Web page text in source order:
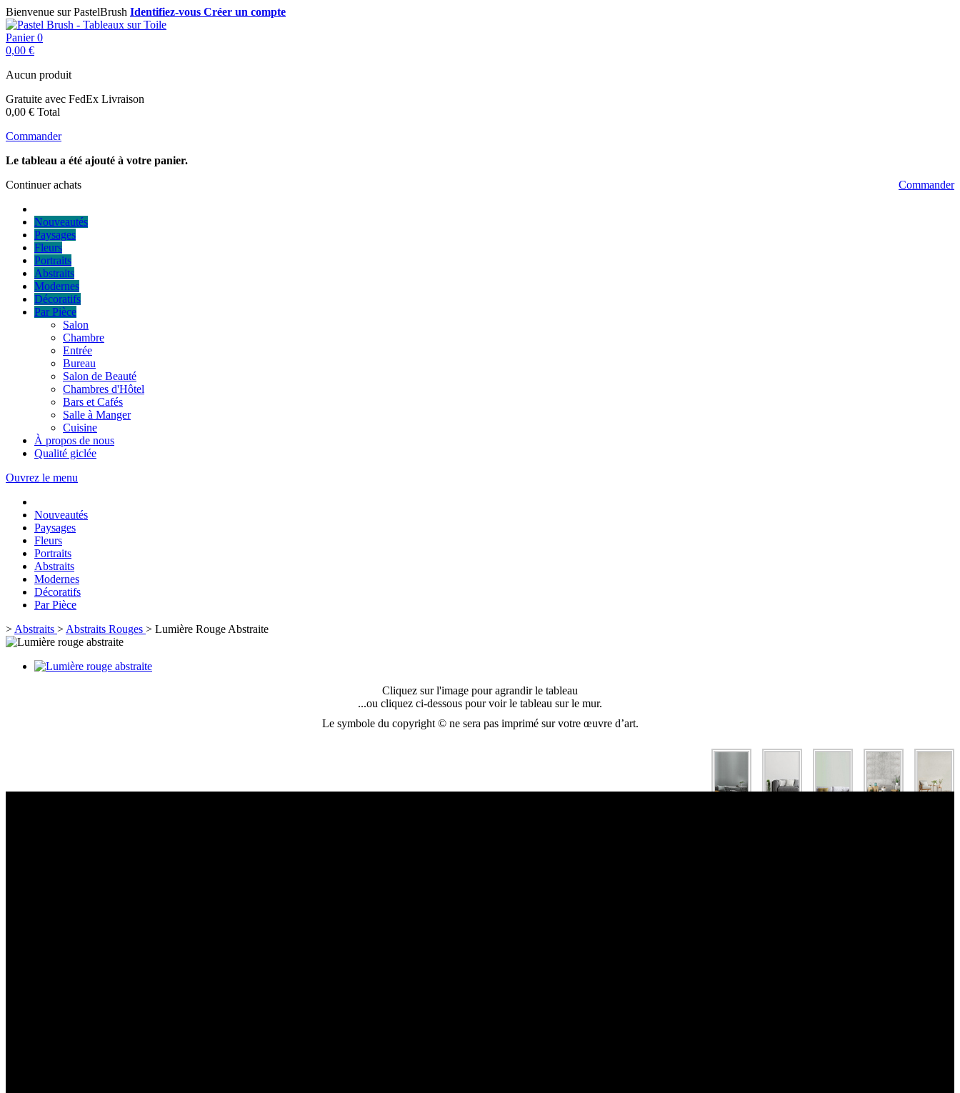
Bienvenue sur PastelBrush Identifiez-vous Créer un compte
Panier 0
0,00 €
Aucun produit
Gratuite avec FedEx Livraison
0,00 € Total
Commander
Le tableau a été ajouté à votre panier.
Continuer achats
Commander
Nouveautés
Paysages
Fleurs
Portraits
Abstraits
Modernes
Décoratifs
Par Pièce
Salon
Chambre
Entrée
Bureau
Salon de Beauté
Chambres d'Hôtel
Bars et Cafés
Salle à Manger
Cuisine
À propos de nous
Qualité giclée
Ouvrez le menu
Nouveautés
Paysages
Fleurs
Portraits
Abstraits
Modernes
Décoratifs
Par Pièce
> Abstraits > Abstraits Rouges > Lumière Rouge Abstraite
Cliquez sur l'image pour agrandir le tableau
...ou cliquez ci-dessous pour voir le tableau sur le mur.
Le symbole du copyright © ne sera pas imprimé sur votre œuvre d’art.